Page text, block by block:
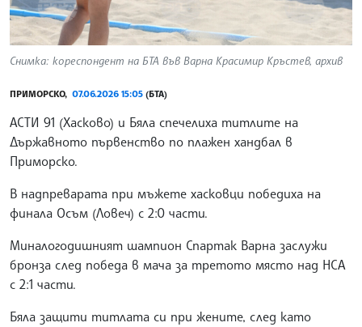
Снимка: кореспондент на БТА във Варна Красимир Кръстев, архив
ПРИМОРСКО, 07.06.2026 15:05 (БТА)
АСТИ 91 (Хасково) и Бяла спечелиха титлите на
Държавното първенство по плажен хандбал в
Приморско.
В надпреварата при мъжете хасковци победиха на
финала Осъм (Ловеч) с 2:0 части.
Миналогодишният шампион Спартак Варна заслужи
бронза след победа в мача за третото място над НСА
с 2:1 части.
Бяла защити титлата си при жените, след като